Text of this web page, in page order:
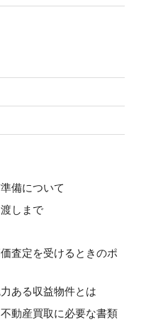
備について
しまで
査定を受けるときのポ
ある収益物件とは
動産買取に必要な書類